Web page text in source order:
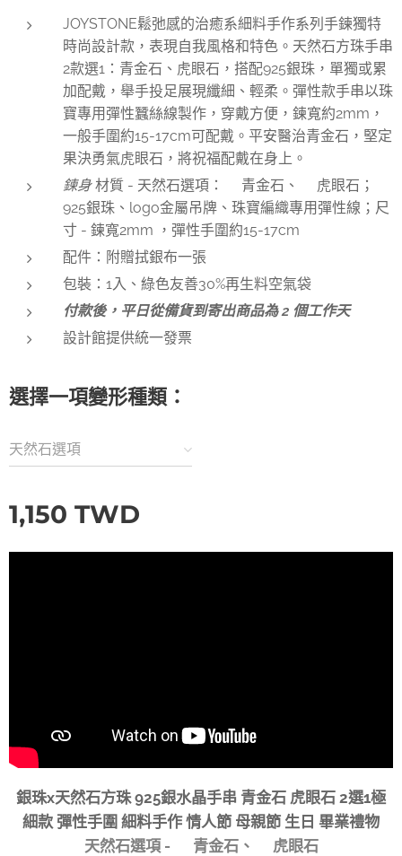
JOYSTONE鬆弛感的治癒系細料手作系列手鍊獨特
時尚設計款，表現自我風格和特色。天然石方珠手串
2款選1：青金石、虎眼石，搭配925銀珠，單獨或累
加配戴，舉手投足展現纖細、輕柔。彈性款手串以珠
寶專用彈性蠶絲線製作，穿戴方便，鍊寬約2mm，
一般手圍約15-17cm可配戴。平安醫治青金石，堅定
果決勇氣虎眼石，將祝福配戴在身上。
鍊身材質 - 天然石選項：✅青金石、✅虎眼石；
925銀珠、logo金屬吊牌、珠寶編織專用彈性線；尺
寸 - 鍊寬2mm ，彈性手圍約15-17cm
配件：附贈拭銀布一張
包裝：1入、綠色友善30%再生料空氣袋
付款後，平日從備貨到寄出商品為 2 個工作天
設計館提供統一發票
選擇一項變形種類：
天然石選項
1,150 TWD
銀珠x天然石方珠 925銀水晶手串 青金石 虎眼石 2選1極
細款 彈性手圍 細料手作 情人節 母親節 生日 畢業禮物
天然石選項 - ✅青金石、✅虎眼石